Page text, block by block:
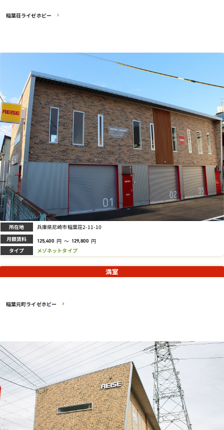
稲葉荘ライゼホビー
所在地 兵庫県尼崎市稲葉荘2-11-10
月額賃料 125,400 円 ～ 129,800 円
タイプ メゾネットタイプ
稲葉元町ライゼホビー
満室